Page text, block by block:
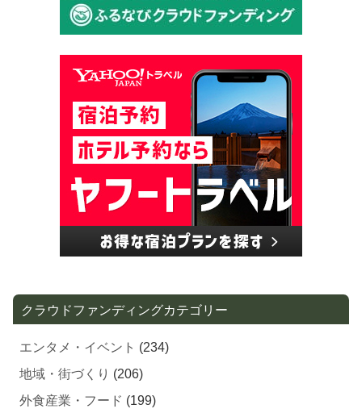
エンタメ・イベント(234)
地域・街づくり(206)
外食産業・フード(199)
家電・生活用品・雑貨(192)